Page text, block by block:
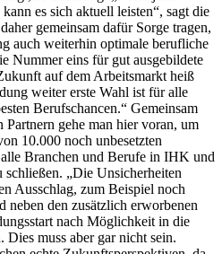
es sich aktuell leisten“, sagt die
gemeinsam dafür Sorge tragen,
auch weiterhin optimale berufliche
Nummer eins für gut ausgebildete
auf dem Arbeitsmarkt heiß
weiter erste Wahl ist für alle
Berufschancen.“ Gemeinsam
gehe man hier voran, um
10.000 noch unbesetzten
Branchen und Berufe in IHK und
„Die Unsicherheiten
Ausschlag, zum Beispiel noch
neben den zusätzlich erworbenen
nach Möglichkeit in die
muss aber gar nicht sein.